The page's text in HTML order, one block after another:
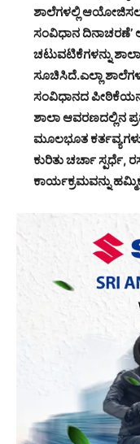
ಶಾಲೆಗಳಲ್ಲಿ
ಸಂವಿಧಾನ ದಿನಾಚರಣೆ’
ಚಟುವಟಿಕೆಗಳನ್ನು
ಸೂಚಿಸಿದೆ.ಎಲ್ಲಾ
ಸಂವಿಧಾನದ
ಶಾಲಾ ಆವರಣದಲ್ಲಿನ
ಮೂಲಭೂತ
ಕುರಿತು ಚರ್ಚಾ ಸ್ಪರ್ಧೆ,
ಕಾರ್ಯಕ್ರಮವನ್ನು